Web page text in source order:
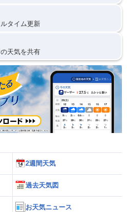
タイム更新
天気を共有
2週間天気
過去天気図
お天気ニュース